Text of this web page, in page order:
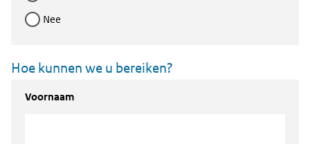
nee
Hoe kunnen we u bereiken?
Voornaam